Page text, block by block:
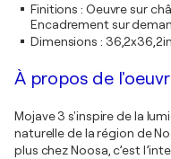
Finitions : Oeuvre sur
Encadrement sur
Dimensions : 36,2x36,2in
À propos de
Mojave 3 s'inspire de la
naturelle de la région de
plus chez Noosa, c’est